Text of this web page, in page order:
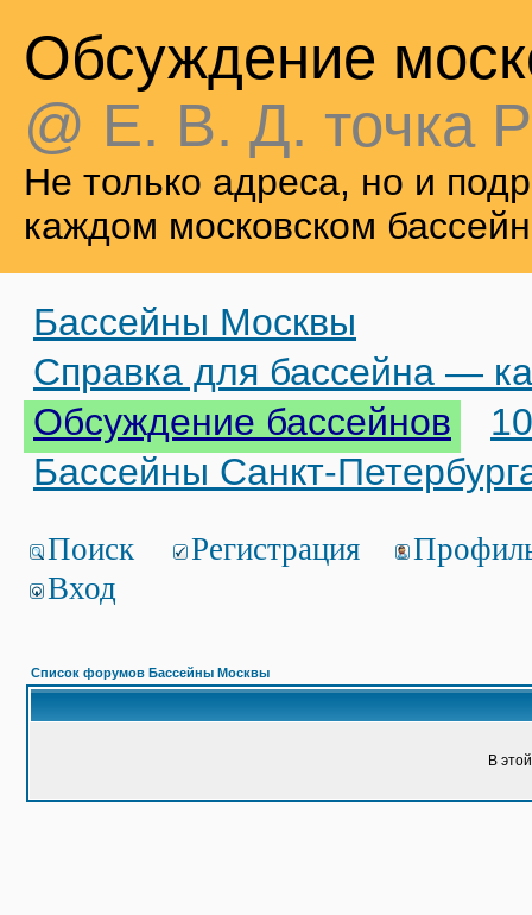
Обсуждение
@ Е. В. Д. точка
Не только адреса, но и
каждом московском
Бассейны Москвы
Справка для бассейна —
Обсуждение бассейнов
Бассейны Санкт-
Поиск Регистрация
Вход
Список форумов Бассейны Москвы
В